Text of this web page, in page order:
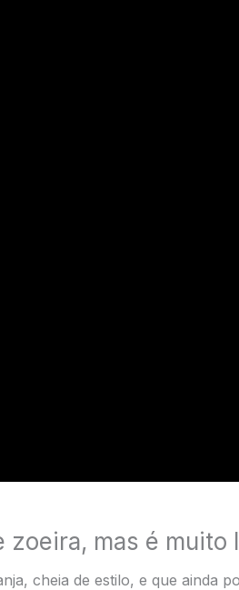
zoeira, mas é muito
cheia de estilo, e que ainda